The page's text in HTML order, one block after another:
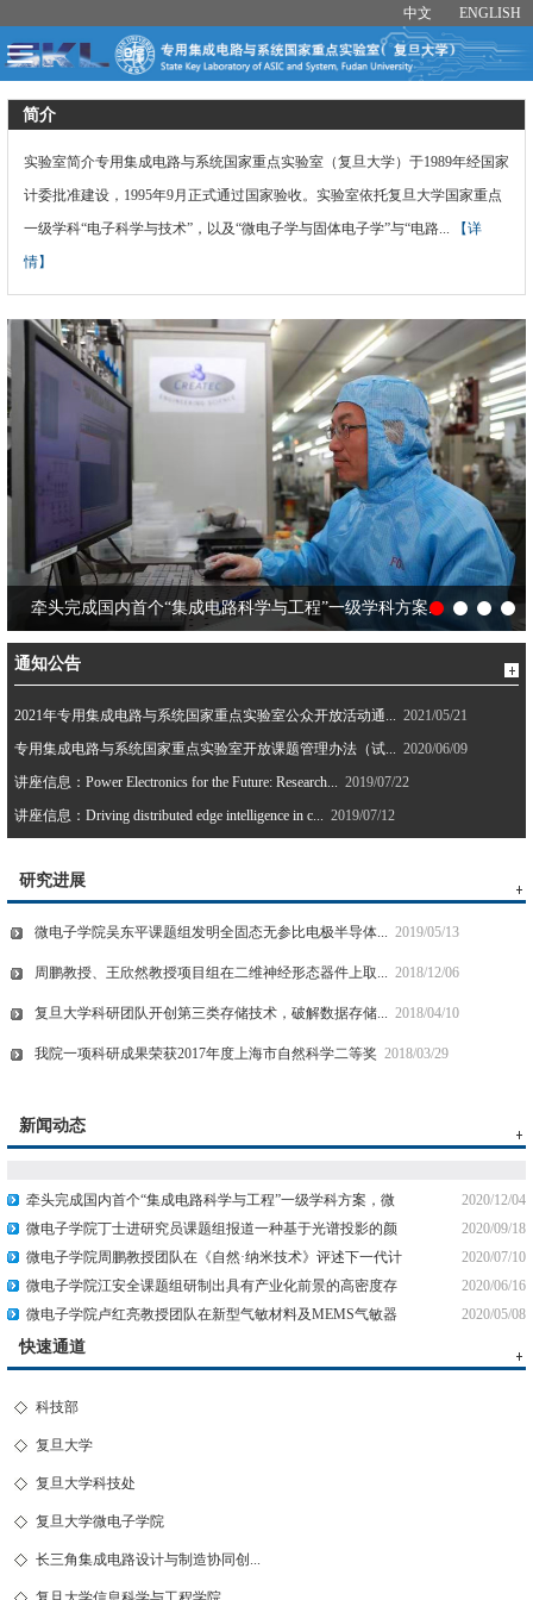
中文 ENGLISH
简介
实验室简介专用集成电路与系统国家重点实验室（复旦大学）于1989年经国家
计委批准建设，1995年9月正式通过国家验收。实验室依托复旦大学国家重点
一级学科“电子科学与技术”，以及“微电子学与固体电子学”与“电路...
【详
情】
牵头完成国内首个“集成电路科学与工程”一级学科方案...
通知公告
2021年专用集成电路与系统国家重点实验室公众开放活动通... 2021/05/21
专用集成电路与系统国家重点实验室开放课题管理办法（试... 2020/06/09
讲座信息：Power Electronics for the Future: Research... 2019/07/22
讲座信息：Driving distributed edge intelligence in c... 2019/07/12
研究进展
微电子学院吴东平课题组发明全固态无参比电极半导体... 2019/05/13
周鹏教授、王欣然教授项目组在二维神经形态器件上取... 2018/12/06
复旦大学科研团队开创第三类存储技术，破解数据存储... 2018/04/10
我院一项科研成果荣获2017年度上海市自然科学二等奖 2018/03/29
新闻动态
牵头完成国内首个“集成电路科学与工程”一级学科方案，微
电子学院院长张...
2020/12/04
微电子学院丁士进研究员课题组报道一种基于光谱投影的颜
色感知器件
2020/09/18
微电子学院周鹏教授团队在《自然·纳米技术》评述下一代计
算技术中的二维...
2020/07/10
微电子学院江安全课题组研制出具有产业化前景的高密度存
算一体化非易失性...
2020/06/16
微电子学院卢红亮教授团队在新型气敏材料及MEMS气敏器
件研究中取得新进展
2020/05/08
快速通道
科技部
复旦大学
复旦大学科技处
复旦大学微电子学院
长三角集成电路设计与制造协同创...